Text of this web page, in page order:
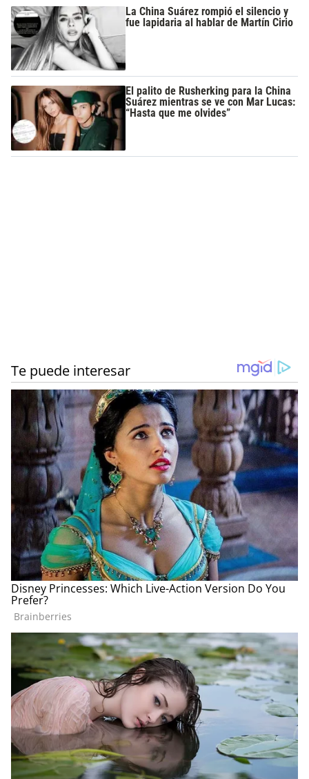
La China Suárez rompió el silencio y
fue lapidaria al hablar de Martín Cirio
El palito de Rusherking para la China
Suárez mientras se ve con Mar Lucas:
“Hasta que me olvides”